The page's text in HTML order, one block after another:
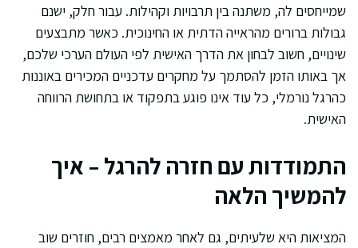
שמייחסים לה, משתנה בין תרבויות וקהילות. עבור חלק, ישנם
גבולות ברורים מהראייה הדתית או החינוכית. כאשר מתבצעים
שינויים, חשוב לבחון את הדרך האישית לפי העולם הערכי שלכם,
אך באותו הזמן להסתמך על מחקרים עדכניים המכירים באוננות
כהרגל נורמלי, כל עוד אינו פוגע בתפקוד או בתחושת הרווחה
האישית.
התמודדות עם חזרה להרגל – איך
להמשיך הלאה
המציאות היא שלעיתים, גם לאחר מאמצים רבים, חוזרים שוב